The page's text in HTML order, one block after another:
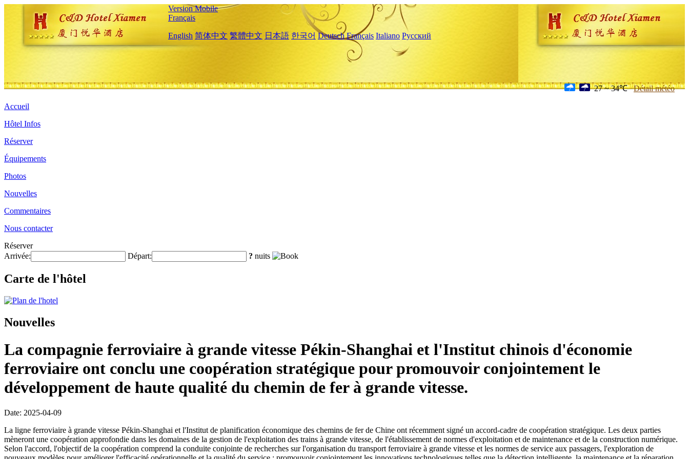
Version Mobile
Français
English 简体中文 繁體中文 日本語 한국어 Deutsch Français Italiano Русский
27 ~ 34℃ Détail météo
Accueil
Hôtel Infos
Réserver
Équipements
Photos
Nouvelles
Commentaires
Nous contacter
Réserver
Arrivée:
Départ: ? nuits
Carte de l'hôtel
Nouvelles
La compagnie ferroviaire à grande vitesse Pékin-Shanghai et l'Institut chinois d'économie
ferroviaire ont conclu une coopération stratégique pour promouvoir conjointement le
développement de haute qualité du chemin de fer à grande vitesse.
Date: 2025-04-09
La ligne ferroviaire à grande vitesse Pékin-Shanghai et l'Institut de planification économique des chemins de fer de Chine ont récemment signé un accord-cadre de coopération stratégique. Les deux parties
mèneront une coopération approfondie dans les domaines de la gestion de l'exploitation des trains à grande vitesse, de l'établissement de normes d'exploitation et de maintenance et de la construction numérique.
Selon l'accord, l'objectif de la coopération comprend la conduite conjointe de recherches sur l'organisation du transport ferroviaire à grande vitesse et les normes de service aux passagers, l'exploration de